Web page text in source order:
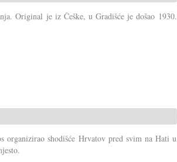
Original je iz Češke, u Gradišće je došao 1930.
shodišće Hrvatov pred svim na Hati u